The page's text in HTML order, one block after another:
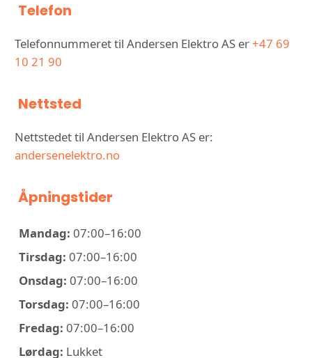
Telefon
Telefonnummeret til Andersen Elektro AS er+47 69
10 21 90
Nettsted
Nettstedet til Andersen Elektro AS er:
andersenelektro.no
Åpningstider
Mandag: 07:00–16:00
Tirsdag: 07:00–16:00
Onsdag: 07:00–16:00
Torsdag: 07:00–16:00
Fredag: 07:00–16:00
Lørdag: Lukket